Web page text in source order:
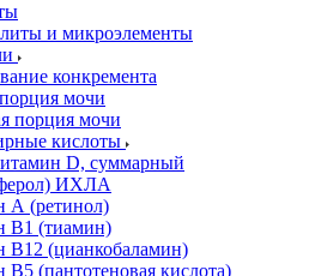
и микроэлементы
конкремента
мочи
порция мочи
кислоты
D, суммарный
ИХЛА
А (ретинол)
В1 (тиамин)
В12 (цианкобаламин)
В5 (пантотеновая кислота)